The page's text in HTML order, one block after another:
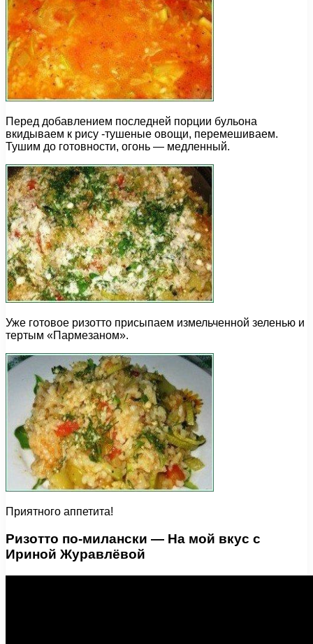
Перед добавлением последней порции бульона
вкидываем к рису -тушеные овощи, перемешиваем.
Тушим до готовности, огонь — медленный.
Уже готовое ризотто присыпаем измельченной зеленью и
тертым «Пармезаном».
Приятного аппетита!
Ризотто по-милански — На мой вкус с
Ириной Журавлёвой